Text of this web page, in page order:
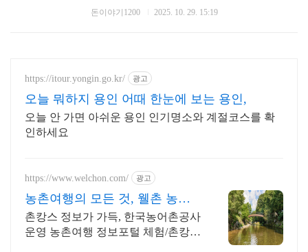
돈이야기1200 2025. 10. 29. 15:19
https://itour.yongin.go.kr/ 광고
오늘 뭐하지 용인 어때 한눈에 보는 용인,
오늘 안 가면 아쉬운 용인 인기명소와 계절코스를 확
인하세요
https://www.welchon.com/ 광고
농촌여행의 모든 것, 웰촌 농촌
관광 가는 주간
촌캉스 정보가 가득, 한국농어촌공사
운영 농촌여행 정보포털 체험/촌캉